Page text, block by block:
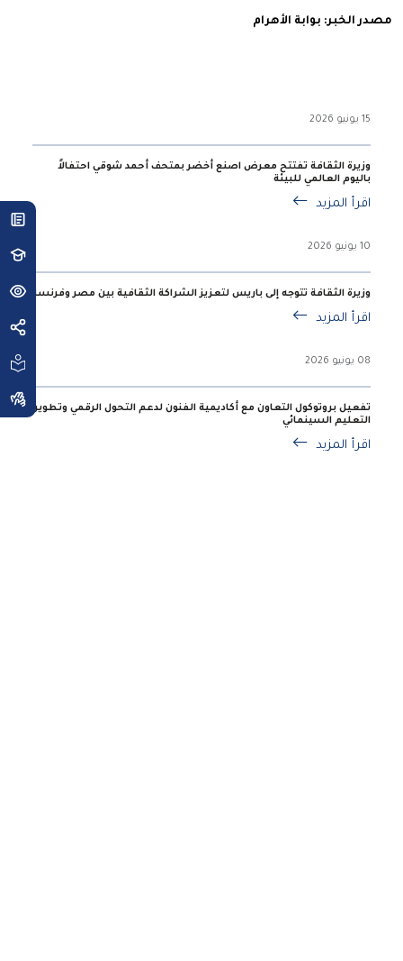
مصدر الخبر: بوابة الأهرام
15 يونيو 2026
وزيرة الثقافة تفتتح معرض اصنع أخضر بمتحف أحمد شوقي احتفالاً
باليوم العالمي للبيئة
اقرأ المزيد
10 يونيو 2026
وزيرة الثقافة تتوجه إلى باريس لتعزيز الشراكة الثقافية بين مصر وفرنسا
اقرأ المزيد
08 يونيو 2026
تفعيل بروتوكول التعاون مع أكاديمية الفنون لدعم التحول الرقمي وتطوير
التعليم السينمائي
اقرأ المزيد